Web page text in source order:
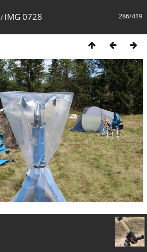
286/419
/ IMG 0728